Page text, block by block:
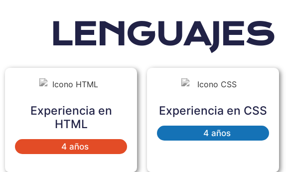
Experiencia en
HTML
4 años
Experiencia en CSS
4 años